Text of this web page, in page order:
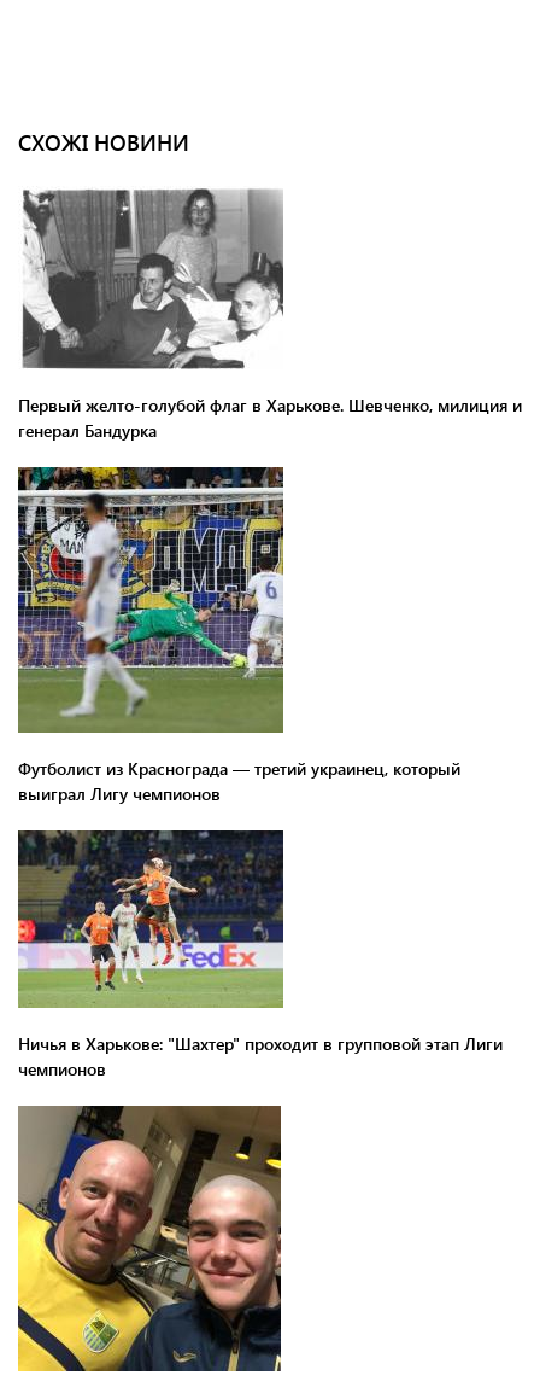
СХОЖІ НОВИНИ
Первый желто-голубой флаг в Харькове. Шевченко, милиция и
генерал Бандурка
Футболист из Краснограда — третий украинец, который
выиграл Лигу чемпионов
Ничья в Харькове: "Шахтер" проходит в групповой этап Лиги
чемпионов